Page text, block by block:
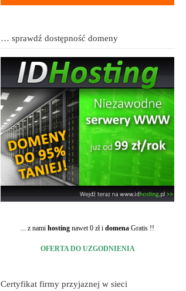
… sprawdź dostępność domeny
... z nami hosting nawet 0 zł i domena Gratis !!
OFERTA DO UZGODNIENIA
Certyfikat firmy przyjaznej w sieci